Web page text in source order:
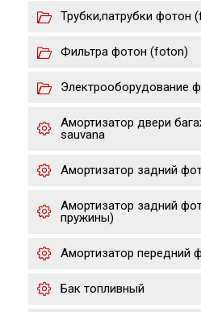
Трубки,патрубки фотон
Фильтра фотон (foton)
Электрооборудование
Амортизатор двери
sauvana
Амортизатор задний
Амортизатор задний
пружины)
Амортизатор передний
Бак топливный